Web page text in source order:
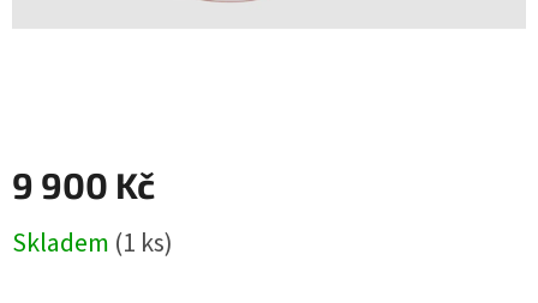
9 900 Kč
cena:
Skladem (1 ks)